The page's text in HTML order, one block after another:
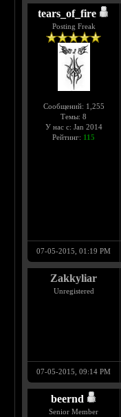
tears_of_fire
Posting Freak
Сообщений: 1,255
Темы: 8
У нас с: Jan 2014
Рейтинг: 115
07-05-2015, 01:19 PM
Zakkyliar
Unregistered
07-05-2015, 09:14 PM
beernd
Senior Member